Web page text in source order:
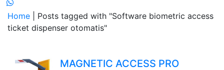
Home
| Posts tagged with "Software biometric access
ticket dispenser otomatis"
MAGNETIC ACCESS PRO